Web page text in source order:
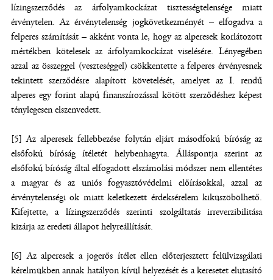
lízingszerződés az árfolyamkockázat tisztességtelensége miatt
érvénytelen. Az érvénytelenség jogkövetkezményét – elfogadva a
felperes számítását – akként vonta le, hogy az alperesek korlátozott
mértékben kötelesek az árfolyamkockázat viselésére. Lényegében
azzal az összeggel (veszteséggel) csökkentette a felperes érvényesnek
tekintett szerződésre alapított követelését, amelyet az I. rendű
alperes egy forint alapú finanszírozással kötött szerződéshez képest
ténylegesen elszenvedett.
[5] Az alperesek fellebbezése folytán eljárt másodfokú bíróság az
elsőfokú bíróság ítéletét helybenhagyta. Álláspontja szerint az
elsőfokú bíróság által elfogadott elszámolási módszer nem ellentétes
a magyar és az uniós fogyasztóvédelmi előírásokkal, azzal az
érvénytelenségi ok miatt keletkezett érdeksérelem kiküszöbölhető.
Kifejtette, a lízingszerződés szerinti szolgáltatás irreverzibilitása
kizárja az eredeti állapot helyreállítását.
[6] Az alperesek a jogerős ítélet ellen előterjesztett felülvizsgálati
kérelmükben annak hatályon kívül helyezését és a keresetet elutasító